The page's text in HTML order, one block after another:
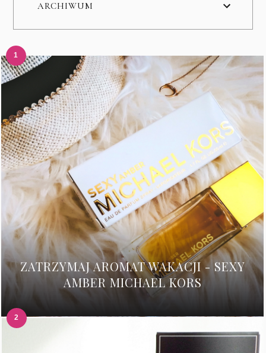
ARCHIWUM
ZATRZYMAJ AROMAT WAKACJI - SEXY
AMBER MICHAEL KORS